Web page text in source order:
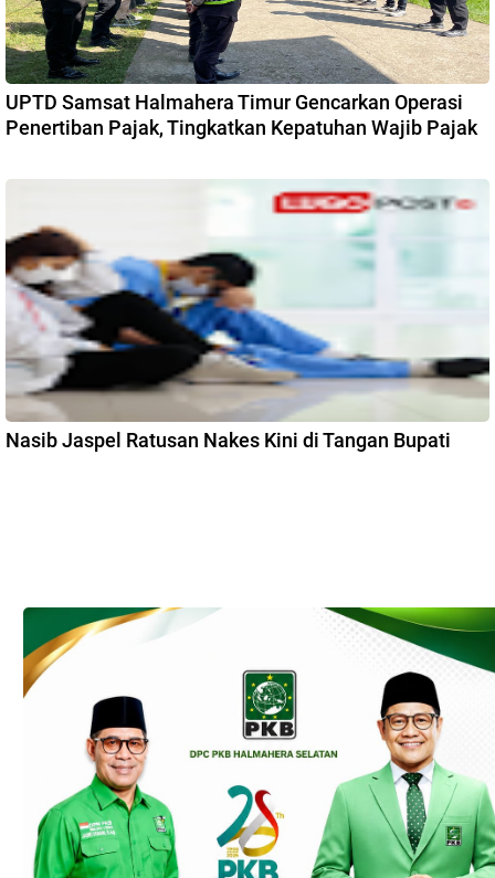
UPTD Samsat Halmahera Timur Gencarkan Operasi
Penertiban Pajak, Tingkatkan Kepatuhan Wajib Pajak
Nasib Jaspel Ratusan Nakes Kini di Tangan Bupati